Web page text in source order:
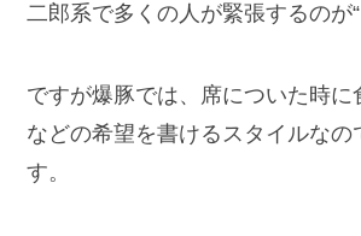
二郎系で多くの人が緊張するのが“
ですが爆豚では、席についた時に
などの希望を書けるスタイルなの
す。